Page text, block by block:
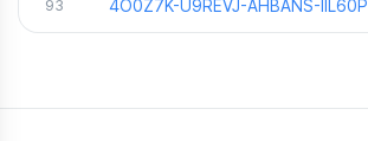
93 4O0Z7K-U9REVJ-AHBANS-IIL60P